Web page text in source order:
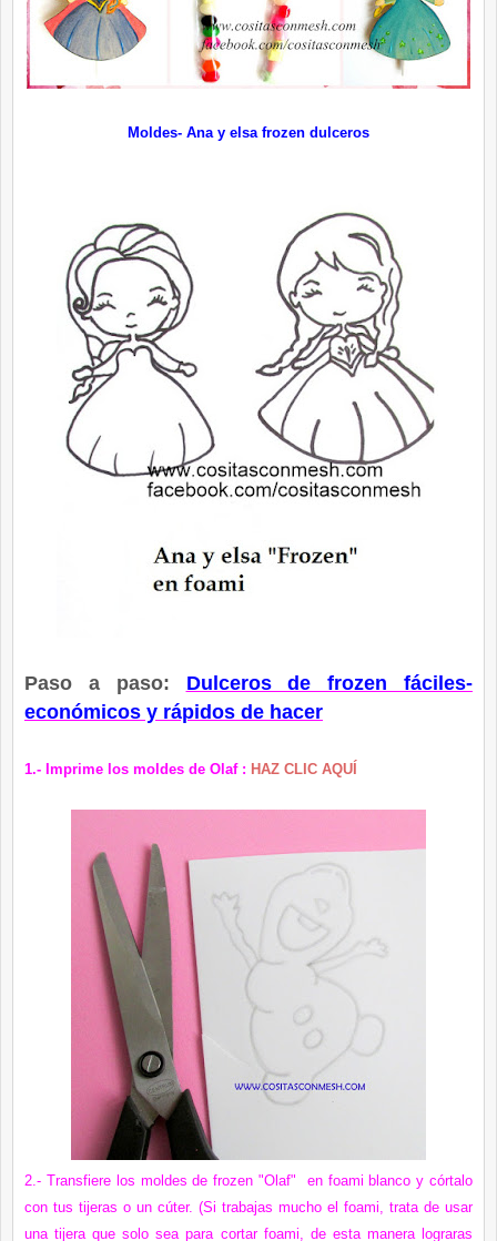
Moldes- Ana y elsa frozen dulceros
Paso a paso: Dulceros de frozen fáciles-
económicos y rápidos de hacer
1.- Imprime los moldes de Olaf : HAZ CLIC AQUÍ
2.- Transfiere los moldes de frozen "Olaf" en foami blanco y córtalo
con tus tijeras o un cúter. (Si trabajas mucho el foami, trata de usar
una tijera que solo sea para cortar foami, de esta manera lograras